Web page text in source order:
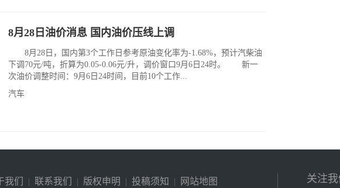
8月28日油价消息 国内油价压线上调
8月28日，国内第3个工作日参考原油变化率为-1.68%，预计汽柴油
下调70元/吨，折算为0.05-0.06元/升，调价窗口9月6日24时。 新一
次油价调整时间：9月6日24时间，目前10个工作...
汽车
我们 | 联系我们 | 版权申明 | 投稿须知 | 网站地图 关注